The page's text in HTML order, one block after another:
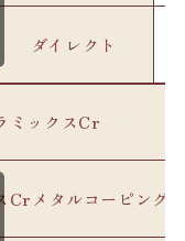
ダイレクト
ミックスCr
Crメタルコーピング